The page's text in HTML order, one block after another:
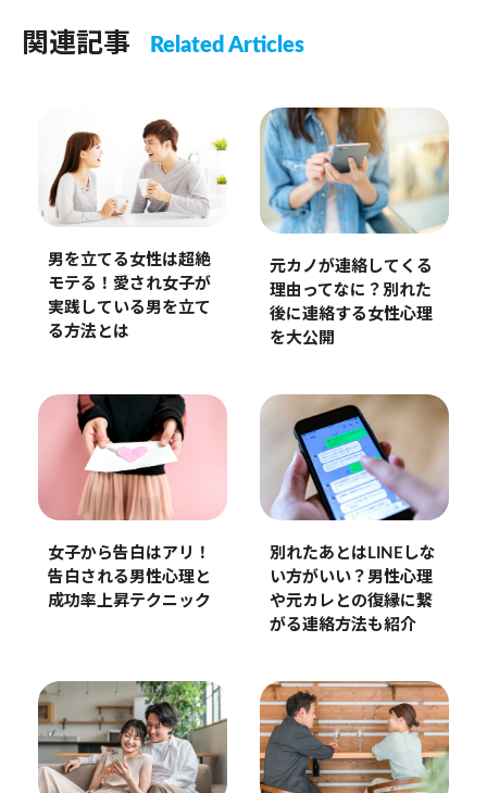
関連記事 Related Articles
男を立てる女性は超絶
モテる！愛され女子が
実践している男を立て
る方法とは
元カノが連絡してくる
理由ってなに？別れた
後に連絡する女性心理
を大公開
女子から告白はアリ！
告白される男性心理と
成功率上昇テクニック
別れたあとはLINEしな
い方がいい？男性心理
や元カレとの復縁に繋
がる連絡方法も紹介